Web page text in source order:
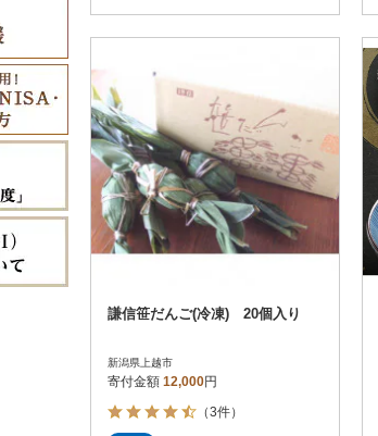
謙信笹だんご(冷凍) 20個入り
新潟県上越市
寄付金額 12,000円
（3件）